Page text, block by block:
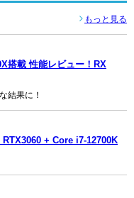
もっと見る
搭載 性能レビュー！RX
結果に！
+ Core i7-12700K